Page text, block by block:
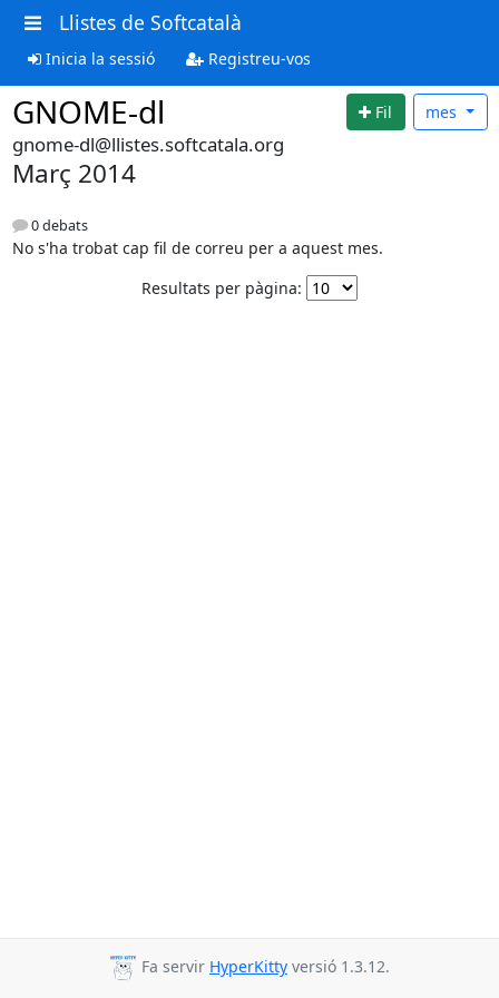
Llistes de Softcatalà
Inicia la sessió Registreu-vos
GNOME-dl Fil mes
gnome-dl@llistes.softcatala.org
Març 2014
0 debats
No s'ha trobat cap fil de correu per a aquest mes.
Resultats per pàgina:
Fa servir HyperKitty versió 1.3.12.